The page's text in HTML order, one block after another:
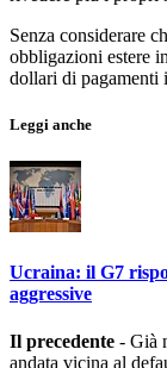
Senza considerare
obbligazioni estere
dollari di pagamenti
Leggi anche
Ucraina: il G7
aggressive
Il precedente - Già
andata vicina al